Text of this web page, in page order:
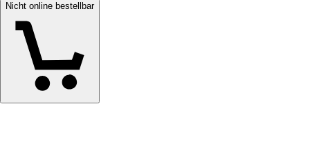
Nicht online bestellbar